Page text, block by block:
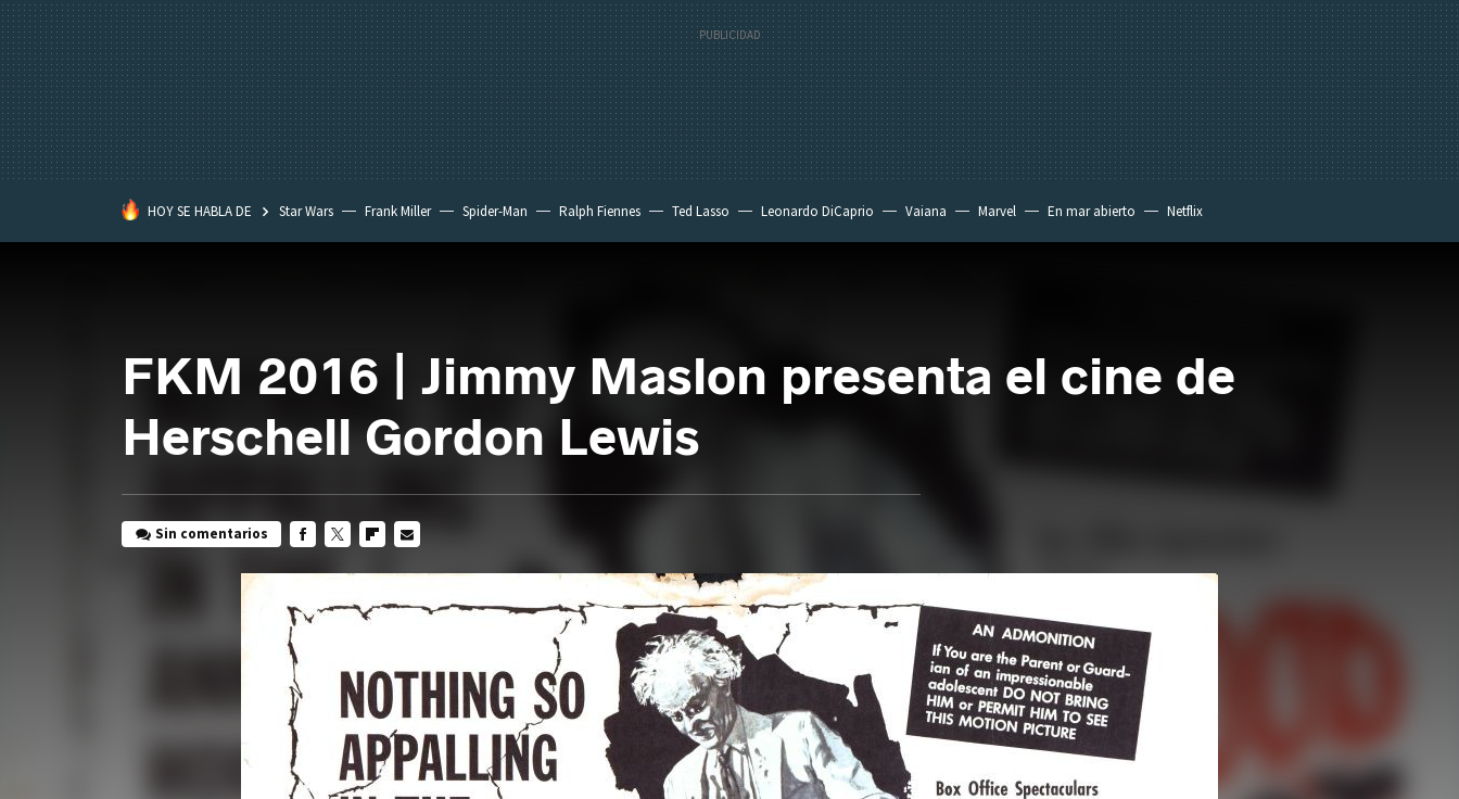
HOY SE HABLA DE Star Wars Frank Miller Spider-Man Ralph Fiennes Ted Lasso Leonardo DiCaprio Vaiana Marvel En mar abierto Netflix
FKM 2016 | Jimmy Maslon presenta el cine de
Herschell Gordon Lewis
Sin comentarios